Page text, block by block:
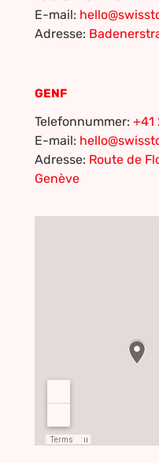
E-mail:
Adresse:
GENF
Telefonnummer: +41
E-mail:
Adresse: Route de
Genève